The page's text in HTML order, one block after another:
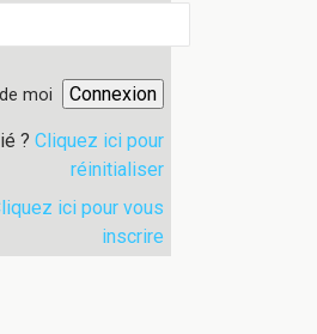
moi
? Cliquez ici pour
réinitialiser
ici pour vous
inscrire